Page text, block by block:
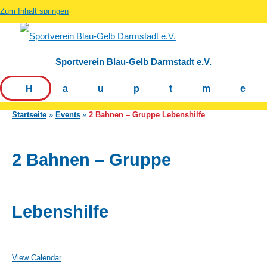
Zum Inhalt springen
Sportverein Blau-Gelb Darmstadt e.V.
Startseite Events 2 Bahnen – Gruppe Lebenshilfe
2 Bahnen – Gruppe
Lebenshilfe
View Calendar